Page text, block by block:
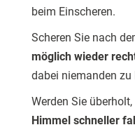
beim Einscheren.
Scheren Sie nach
möglich wieder
dabei niemanden zu
Werden Sie
Himmel schneller